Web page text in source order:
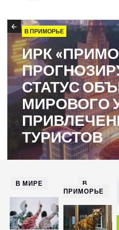
В ПРИМОРЬЕ
ИРК
СТАТУС
МИРОВОГО
ТУРИСТОВ
В МИРЕ
В
ПРИМОРЬЕ